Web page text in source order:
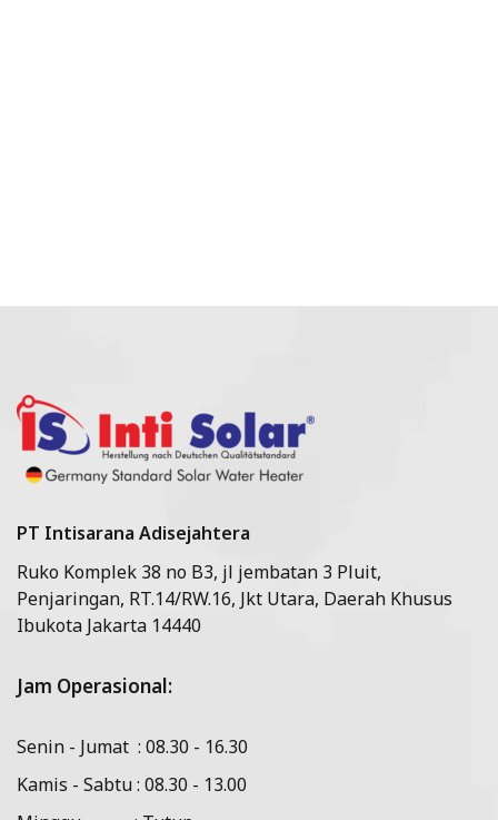
PT Intisarana Adisejahtera
Ruko Komplek 38 no B3, jl jembatan 3 Pluit,
Penjaringan, RT.14/RW.16, Jkt Utara, Daerah Khusus
Ibukota Jakarta 14440
Jam Operasional:
Senin - Jumat : 08.30 - 16.30
Kamis - Sabtu : 08.30 - 13.00